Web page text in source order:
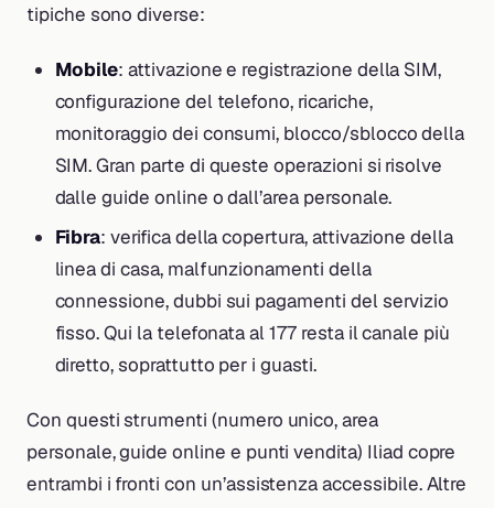
tipiche sono diverse:
Mobile: attivazione e registrazione della SIM,
configurazione del telefono, ricariche,
monitoraggio dei consumi, blocco/sblocco della
SIM. Gran parte di queste operazioni si risolve
dalle guide online o dall’area personale.
Fibra: verifica della copertura, attivazione della
linea di casa, malfunzionamenti della
connessione, dubbi sui pagamenti del servizio
fisso. Qui la telefonata al 177 resta il canale più
diretto, soprattutto per i guasti.
Con questi strumenti (numero unico, area
personale, guide online e punti vendita) Iliad copre
entrambi i fronti con un’assistenza accessibile. Altre